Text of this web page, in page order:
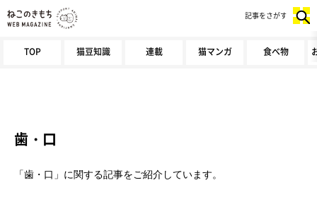
TOP 猫豆知識 連載 猫マンガ 食べ物
記事をさがす
歯・口
「歯・口」に関する記事をご紹介しています。